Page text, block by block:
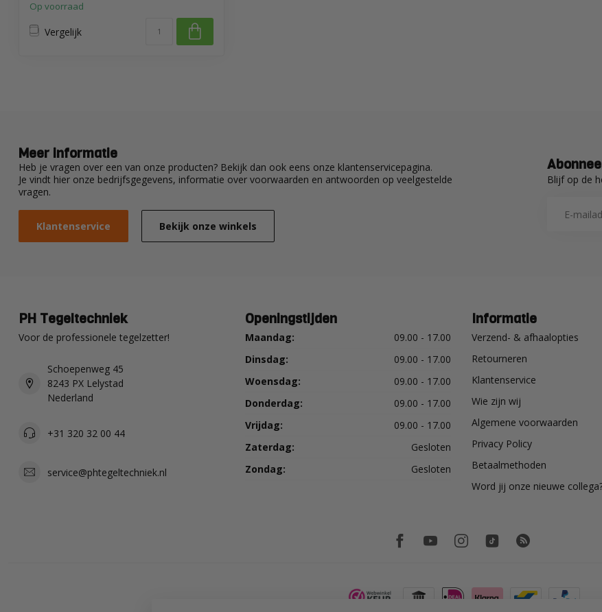
Op voorraad
Vergelijk
Meer informatie
Heb je vragen over een van onze producten? Bekijk dan ook eens onze klantenservicepagina.
Je vindt hier onze bedrijfsgegevens, informatie over voorwaarden en antwoorden op veelgestelde
vragen.
Klantenservice Bekijk onze winkels
Blijf op de
PH Tegeltechniek
Voor de professionele tegelzetter!
Schoepenweg 45
8243 PX Lelystad
Nederland
+31 320 32 00 44
service@phtegeltechniek.nl
Openingstijden
Maandag:
09.00 - 17.00
Dinsdag:
09.00 - 17.00
Woensdag:
09.00 - 17.00
Donderdag:
09.00 - 17.00
Vrijdag:
09.00 - 17.00
Zaterdag:
Gesloten
Zondag:
Gesloten
Informatie
Verzend- & afhaalopties
Retourneren
Klantenservice
Wie zijn wij
Algemene voorwaarden
Privacy Policy
Betaalmethoden
Word jij onze nieuwe